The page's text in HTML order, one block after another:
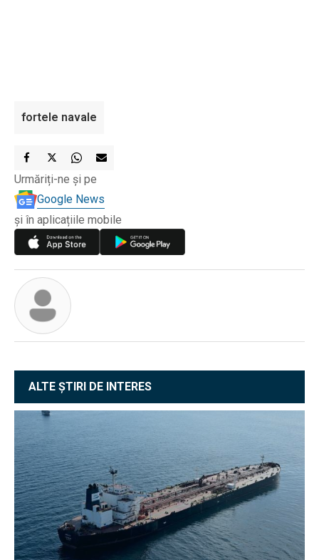
fortele navale
Urmăriți-ne și pe
Google News
și în aplicațiile mobile
ALTE ȘTIRI DE INTERES